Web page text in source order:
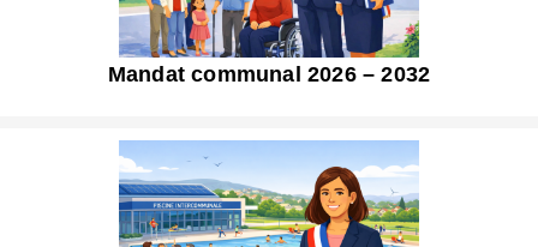
Mandat communal 2026 – 2032